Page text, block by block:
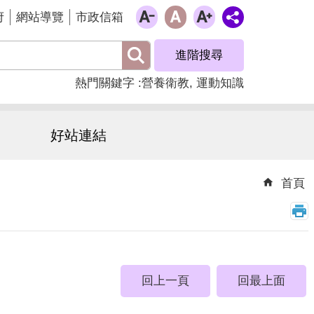
網站導覽 市政信箱
進階搜尋
熱門關鍵字 營養衛教 運動知識
好站連結
首頁
回上一頁 回最上面